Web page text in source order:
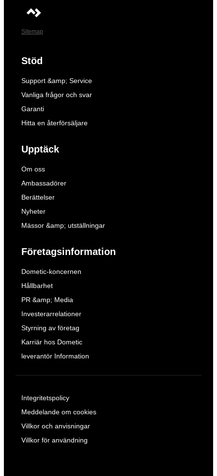
Sitemap
Stöd
Support &amp; Service
Vanliga frågor och svar
Garanti
Hitta en återförsäljare
Upptäck
Om oss
Ambassadörer
Berättelser
Nyheter
Mässor &amp; utställningar
Företagsinformation
Dometic-koncernen
Hållbarhet
PR &amp; Media
Investerarrelationer
Styrning av företag
Karriär hos Dometic
leverantör Information
Integritetspolicy
Meddelande om cookies
Villkor och anvisningar
Villkor för användning